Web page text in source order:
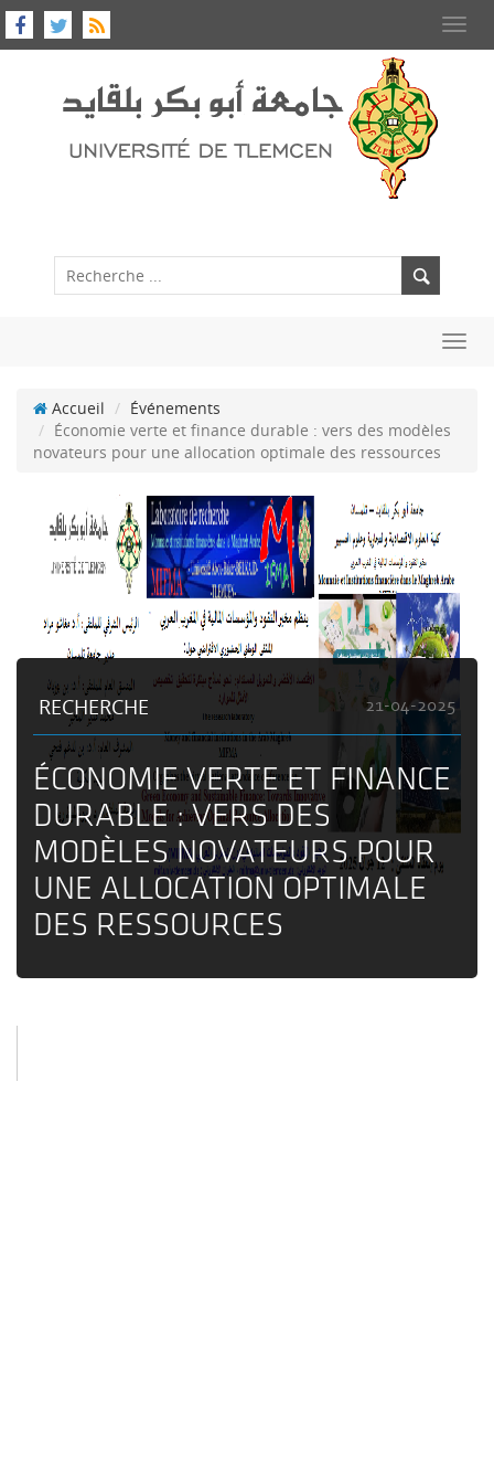
Accueil
Événements
Économie verte et finance durable : vers des modèles
novateurs pour une allocation optimale des ressources
RECHERCHE 21-04-2025
ÉCONOMIE VERTE ET FINANCE
DURABLE : VERS DES
MODÈLES NOVATEURS POUR
UNE ALLOCATION OPTIMALE
DES RESSOURCES